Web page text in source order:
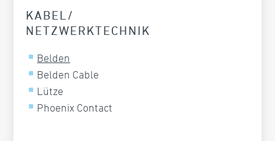
KABEL/
NETZWERKTECHNIK
Belden
Belden Cable
Lütze
Phoenix Contact